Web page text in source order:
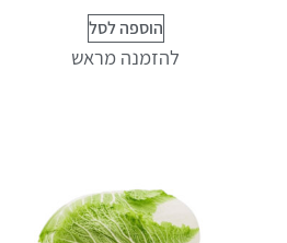
הוספה לסל
להזמנה מראש